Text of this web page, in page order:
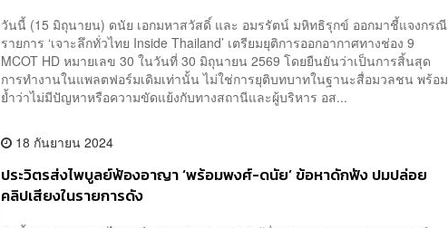
วันนี้ (15 มิถุนายน) ดนัย เอกมหาสวัสดิ์ และ อมรรัตน์ มหิทธิรุกข์ ออกมาชี้แจงกรณี
รายการ ‘เจาะลึกทั่วไทย Inside Thailand’ เตรียมยุติการออกอากาศทางช่อง 9
MCOT HD หมายเลข 30 ในวันที่ 30 มิถุนายน 2569 โดยยืนยันว่าเป็นการสิ้นสุด
การทำงานในแพลตฟอร์มเดิมเท่านั้น ไม่ใช่การยุติบทบาทในฐานะสื่อมวลชน พร้อม
ย้ำว่าไม่มีปัญหาหรือความขัดแย้งกับทางสถานีและผู้บริหาร อส...
18 กันยายน 2024
ประวิตรส่งไพบูลย์ฟ้องอาญา ‘พร้อมพงศ์-ดนัย’ ข้อหาดักฟัง ปมปล่อย
คลิปเสียงในรายการดัง